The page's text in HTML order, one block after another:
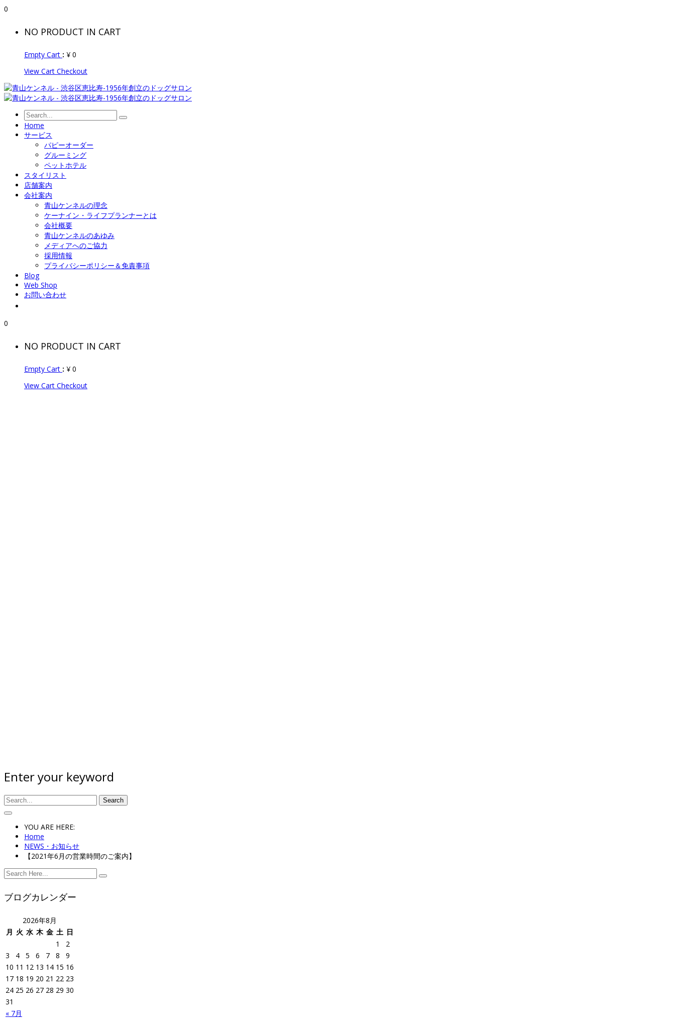
0
NO PRODUCT IN CART
Empty Cart : ¥ 0
View Cart Checkout
Home
サービス
パピーオーダー
グルーミング
ペットホテル
スタイリスト
店舗案内
会社案内
青山ケンネルの理念
ケーナイン・ライフプランナーとは
会社概要
青山ケンネルのあゆみ
メディアへのご協力
採用情報
プライバシーポリシー＆免責事項
Blog
Web Shop
お問い合わせ
0
NO PRODUCT IN CART
Empty Cart : ¥ 0
View Cart Checkout
Enter your keyword
Search
YOU ARE HERE:
Home
NEWS・お知らせ
【2021年6月の営業時間のご案内】
ブログカレンダー
2026年8月
月 火 水 木 金 土 日
« 7月
1
2
3
4 5 6 7 8
9
10 11 12 13 14 15 16
17 18 19 20 21 22 23
24 25 26 27 28 29 30
31